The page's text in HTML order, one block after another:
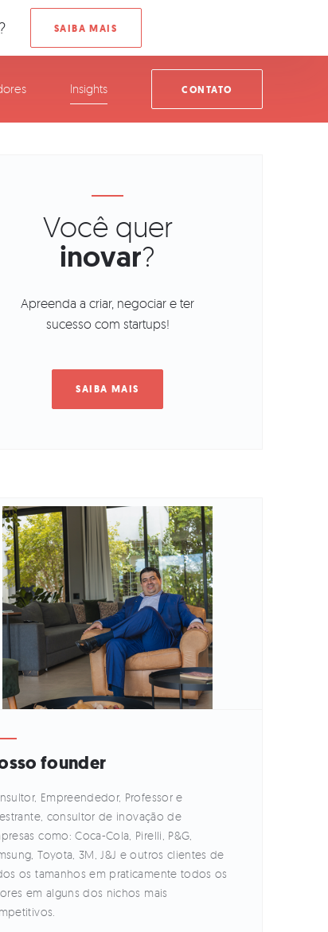
Insights CONTATO
Você quer
inovar?
Apreenda a criar, negociar e ter
sucesso com startups!
founder
Empreendedor, Professor e
consultor de inovação de
como: Coca-Cola, Pirelli, P&G,
Toyota, 3M, J&J e outros clientes de
os tamanhos em praticamente todos os
em alguns dos nichos mais